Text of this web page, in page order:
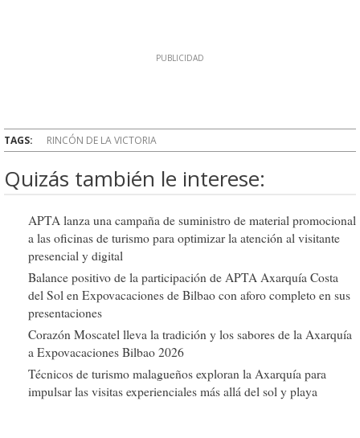
TAGS: RINCÓN DE LA VICTORIA
Quizás también le interese:
APTA lanza una campaña de suministro de material promocional
a las oficinas de turismo para optimizar la atención al visitante
presencial y digital
Balance positivo de la participación de APTA Axarquía Costa
del Sol en Expovacaciones de Bilbao con aforo completo en sus
presentaciones
Corazón Moscatel lleva la tradición y los sabores de la Axarquía
a Expovacaciones Bilbao 2026
Técnicos de turismo malagueños exploran la Axarquía para
impulsar las visitas experienciales más allá del sol y playa